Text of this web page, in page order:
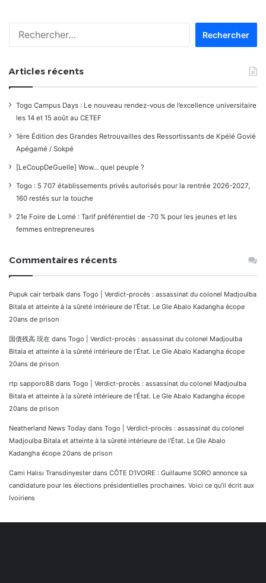
commentaires
Articles récents
Togo Campus Days : Le nouveau rendez-vous de l’excellence universitaire
les 14 et 15 août au CETEF
1ère Édition des Grandes Retrouvailles des Ressortissants de Kpélé Govié
Apégamé / Sokpé
[LeCoupDeGuelle] Wow… quel peuple ?
Togo : 5 707 établissements privés autorisés pour la rentrée 2026-2027,
160 restés sur la touche
21e Foire de Lomé : Tarif préférentiel de -70 % pour les jeunes et les
femmes entrepreneures
Commentaires récents
Pupuk cair terbaik dans Togo | Verdict-procès : assassinat du colonel Madjoulba
Bitala et atteinte à la sûreté intérieure de l’État. Le Gle Abalo Kadangha écope
20ans de prison
国債残高 現在 dans Togo | Verdict-procès : assassinat du colonel Madjoulba
Bitala et atteinte à la sûreté intérieure de l’État. Le Gle Abalo Kadangha écope
20ans de prison
rtp sapporo88 dans Togo | Verdict-procès : assassinat du colonel Madjoulba
Bitala et atteinte à la sûreté intérieure de l’État. Le Gle Abalo Kadangha écope
20ans de prison
Neatherland News Today dans Togo | Verdict-procès : assassinat du colonel
Madjoulba Bitala et atteinte à la sûreté intérieure de l’État. Le Gle Abalo
Kadangha écope 20ans de prison
Cami Halısı Transdinyester dans CÔTE D’IVOIRE : Guillaume SORO annonce sa
candidature pour les élections présidentielles prochaines. Voici ce qu’il écrit aux
Ivoiriens